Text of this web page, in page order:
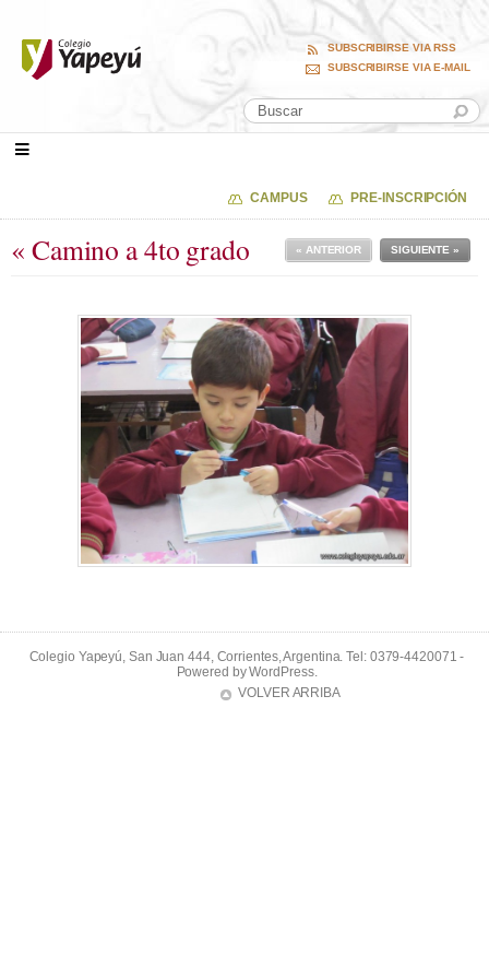
SUBSCRIBIRSE VIA RSS
SUBSCRIBIRSE VIA E-MAIL
CAMPUS PRE-INSCRIPCIÓN
« Camino a 4to grado SIGUIENTE »
« ANTERIOR
Colegio Yapeyú, San Juan 444, Corrientes, Argentina. Tel: 0379-4420071 -
Powered byWordPress.
VOLVER ARRIBA